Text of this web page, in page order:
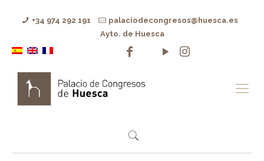
+34 974 292 191
palaciodecongresos@huesca.es
Ayto. de Huesca